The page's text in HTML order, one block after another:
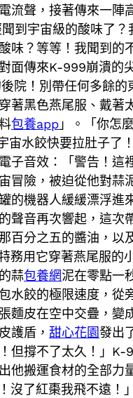
聲，接著傳來一陣
到宇宙級的酸味了
酸味？等等！我聞到的
面傳來K-999崩潰的
院！別帶任何多餘
著黑色燕尾服、戴著
包養app 」。「你怎
水餃快要拉肚子了
子音效：「警告！這
冒險，被迫從他對蒜
機器人緩緩漂浮進
聲音再次響起，這次
百分之五的醬油，以
用它穿著燕尾服的
蒜包養網泥在零點一
水餃的極限速度，從
麵皮在空中交疊，變
護盾，甜心花園發出
但撐不了太久！」
搬運食材的全部力
沒了紅棗我飛不遠！